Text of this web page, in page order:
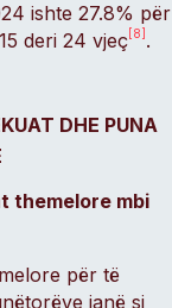
ishte 27.8% për
deri 24 vjeç[8] .
DHE PUNA
themelore mbi
për të
janë si